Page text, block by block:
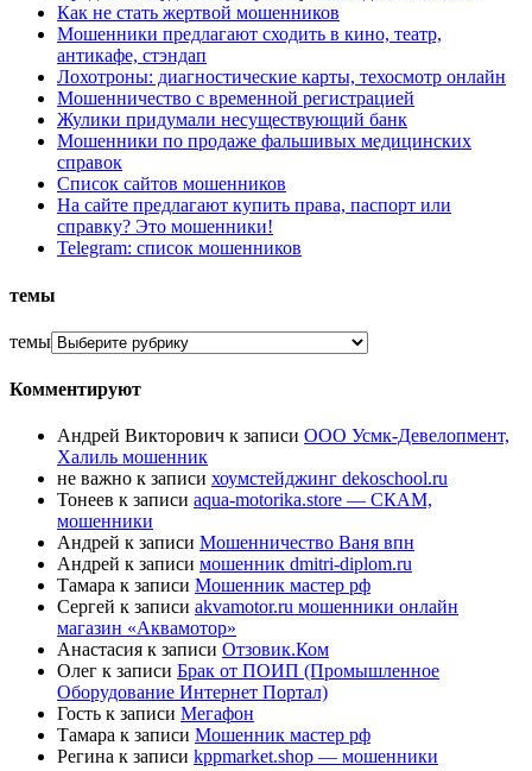
Как не стать жертвой мошенников
Мошенники предлагают сходить в кино, театр,
антикафе, стэндап
Лохотроны: диагностические карты, техосмотр онлайн
Мошенничество с временной регистрацией
Жулики придумали несуществующий банк
Мошенники по продаже фальшивых медицинских
справок
Список сайтов мошенников
На сайте предлагают купить права, паспорт или
справку? Это мошенники!
Telegram: список мошенников
темы
темы
Комментируют
Андрей Викторович к записи ООО Усмк-Девелопмент,
Халиль мошенник
не важно к записи хоумстейджинг dekoschool.ru
Тонеев к записи aqua-motorika.store — СКАМ,
мошенники
Андрей к записи Мошенничество Ваня впн
Андрей к записи мошенник dmitri-diplom.ru
Тамара к записи Мошенник мастер рф
Сергей к записи akvamotor.ru мошенники онлайн
магазин «Аквамотор»
Анастасия к записи Отзовик.Ком
Олег к записи Брак от ПОИП (Промышленное
Оборудование Интернет Портал)
Гость к записи Мегафон
Тамара к записи Мошенник мастер рф
Регина к записи kppmarket.shop — мошенники